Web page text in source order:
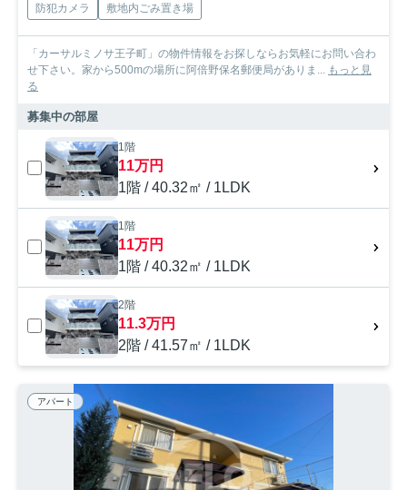
防犯カメラ
敷地内ごみ置き場
「カーサルミノサ王子町」の物件情報をお探しならお気軽にお問い合わ
せ下さい。家から500mの場所に阿倍野保名郵便局がありま...
もっと見
る
募集中の部屋
1階
11万円
1階 / 40.32㎡ / 1LDK
1階
11万円
1階 / 40.32㎡ / 1LDK
2階
11.3万円
2階 / 41.57㎡ / 1LDK
アパート